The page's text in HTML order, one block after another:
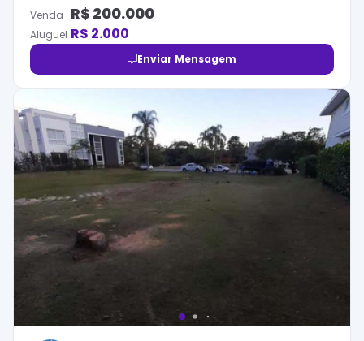
Venda R$ 200.000
Aluguel R$ 2.000
Enviar Mensagem